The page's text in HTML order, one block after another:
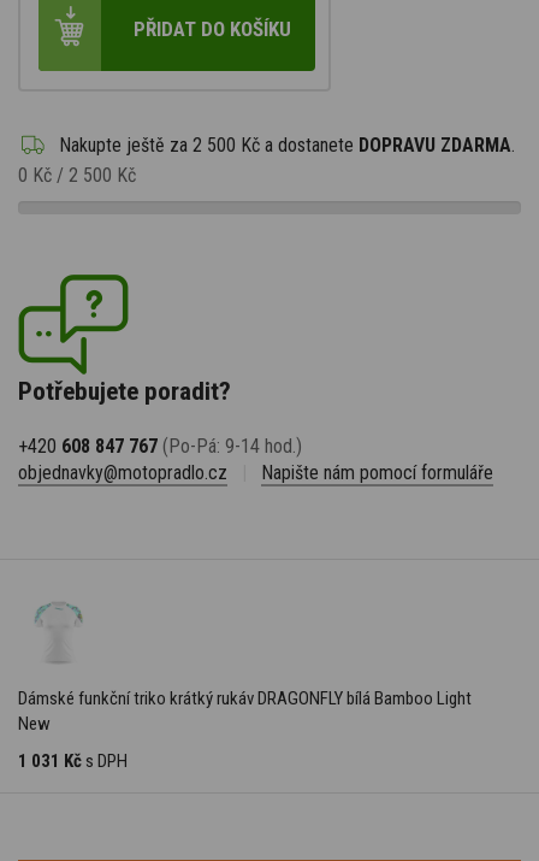
PŘIDAT DO KOŠÍKU
Nakupte ještě za 2 500 Kč a dostanete DOPRAVU ZDARMA
0 Kč / 2 500 Kč
Potřebujete poradit?
+420 608 847 767 (Po-Pá: 9-14 hod.)
objednavky@motopradlo.cz
Napište nám pomocí formuláře
Dámské funkční triko krátký rukáv DRAGONFLY bílá Bamboo Light
New
1 031 Kč s DPH